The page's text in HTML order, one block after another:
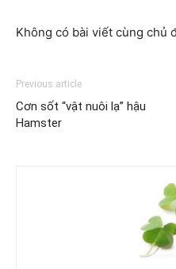
Không có bài viết cùng chủ
Previous article
Cơn sốt “vật nuôi lạ” hậu
Hamster